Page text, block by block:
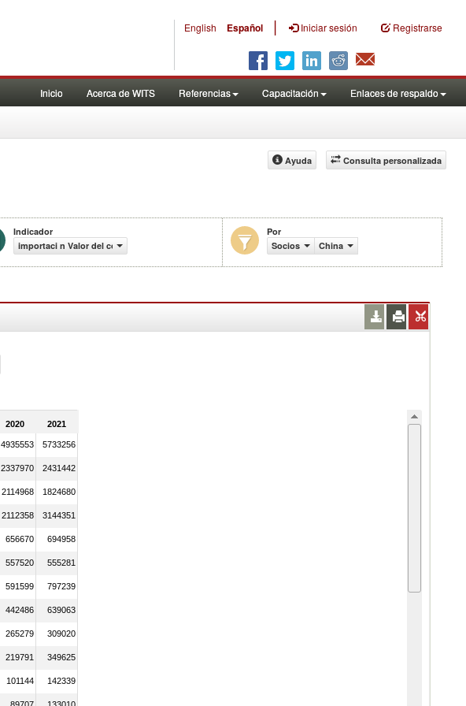
English Español | Iniciar sesión Registrarse
Inicio Acerca de WITS Referencias Capacitación Enlaces de respaldo
Consulta personalizada
Ayuda
Indicador
importaci n Valor del comercio (en miles de US$)
Por
Socios
China
2020 2021
4935553 5733256
2337970 2431442
2114968 1824680
2112358 3144351
656670 694958
557520 555281
591599 797239
442486 639063
265279 309020
219791 349625
101144 142339
89707 133010